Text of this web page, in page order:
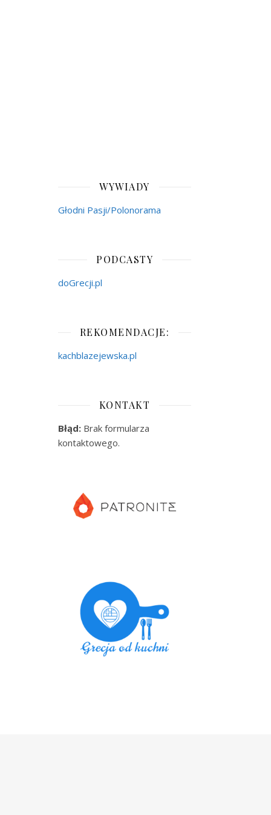
WYWIADY
Głodni Pasji/Polonorama
PODCASTY
doGrecji.pl
REKOMENDACJE:
kachblazejewska.pl
KONTAKT
Błąd: Brak formularza
kontaktowego.